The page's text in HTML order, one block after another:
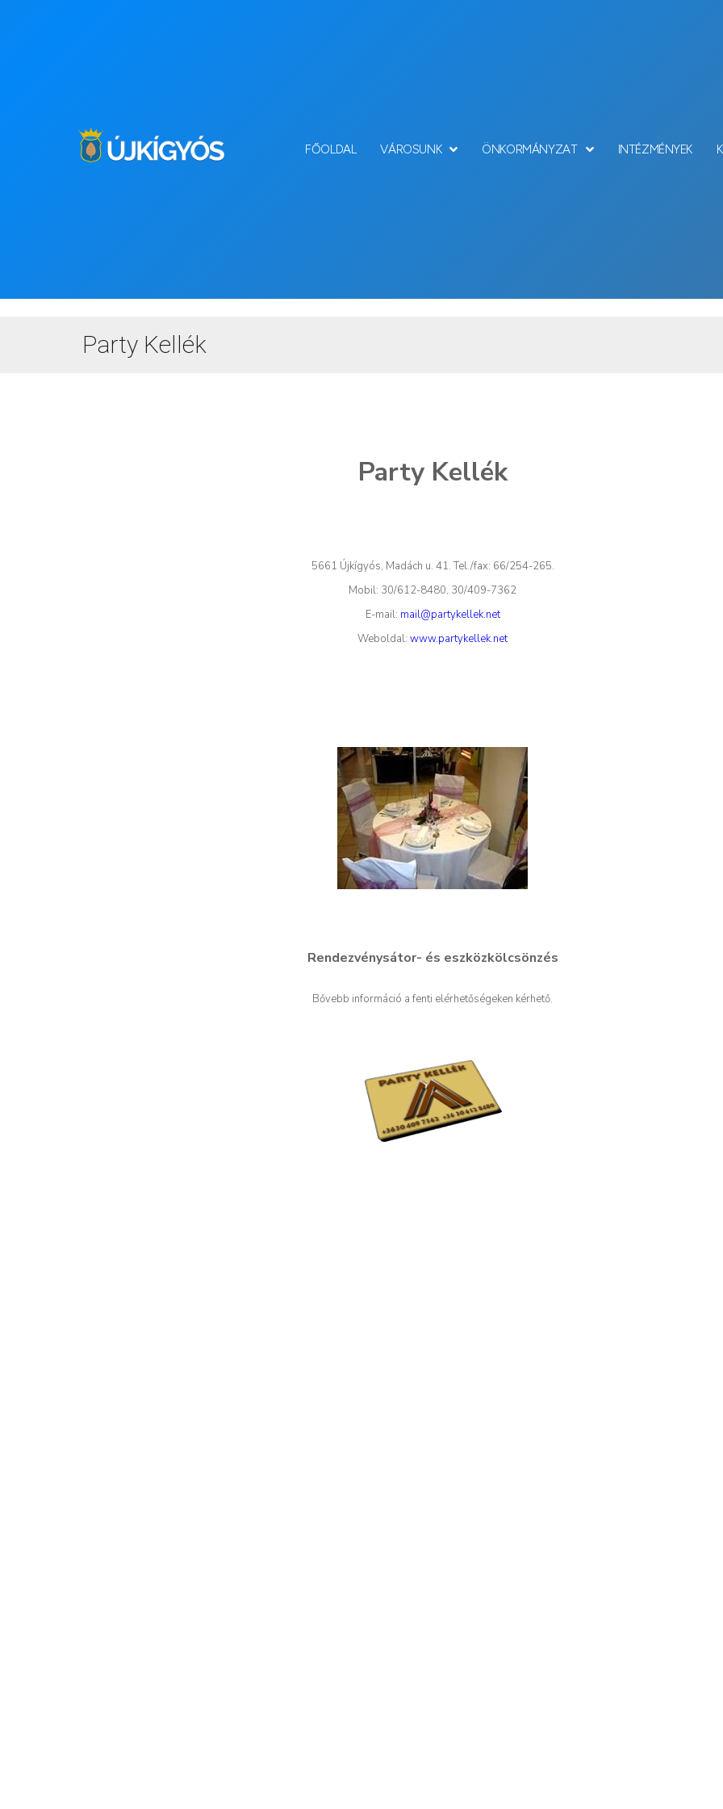
FŐOLDAL VÁROSUNK ÖNKORMÁNYZAT INTÉZMÉNYEK
Party Kellék
Party Kellék
5661 Újkígyós, Madách u. 41.Tel./fax: 66/254-265.
Mobil: 30/612-8480, 30/409-7362
E-mail: mail@partykellek.net
Weboldal:www.partykellek.net
Rendezvénysátor- és eszközkölcsönzés
Bővebb információ a fenti elérhetőségeken kérhető.